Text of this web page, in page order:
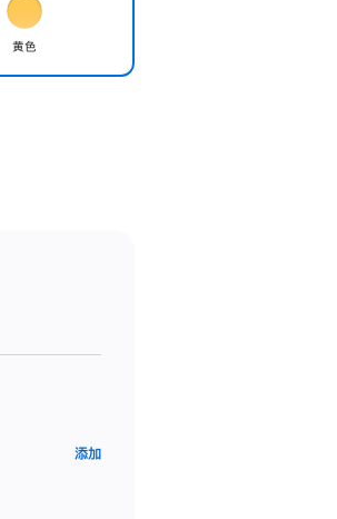
黄色
添加AppleCare+